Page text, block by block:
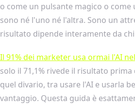
o come un pulsante magico o come
sono né l'uno né l'altra. Sono un
risultato dipende interamente da
Il 91% dei marketer usa ormai l'AI
solo il 71,1% rivede il risultato prima
quel divario, tra usare l'AI e usarla
vantaggio. Questa guida è